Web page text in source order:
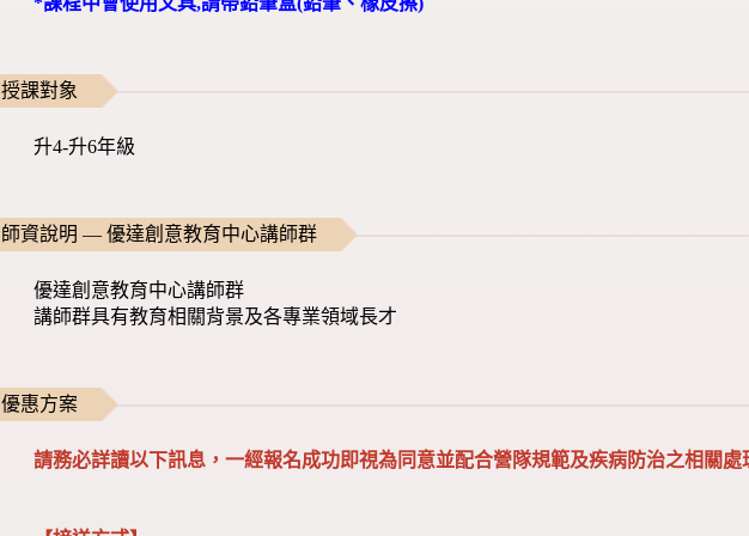
授課對象
升4-升6年級
師資說明 — 優達創意教育中心講師群
優達創意教育中心講師群
講師群具有教育相關背景及各專業領域長才
優惠方案
請務必詳讀以下訊息，一經報名成功即視為同意並配合營隊規範及疾病防治之相關處